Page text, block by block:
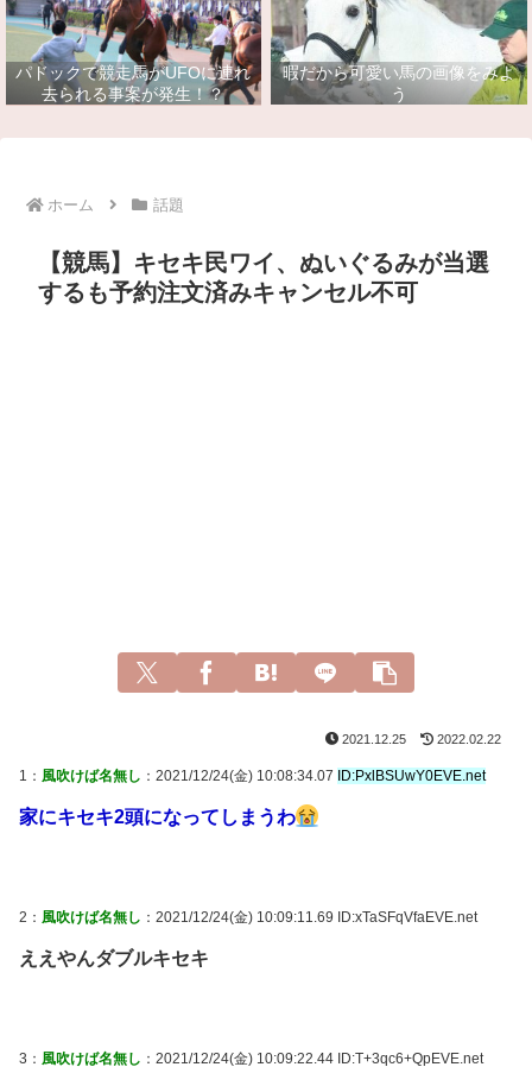
パドックで競走馬がUFOに連れ
去られる事案が発生！？
暇だから可愛い馬の画像をみよ
う
ホーム 話題
【競馬】キセキ民ワイ、ぬいぐるみが当選
するも予約注文済みキャンセル不可
2021.12.25 2022.02.22
1： 風吹けば名無し ：2021/12/24(金) 10:08:34.07 ID:PxlBSUwY0EVE.net
家にキセキ2頭になってしまうわ
2： 風吹けば名無し ：2021/12/24(金) 10:09:11.69 ID:xTaSFqVfaEVE.net
ええやんダブルキセキ
3： 風吹けば名無し ：2021/12/24(金) 10:09:22.44 ID:T+3qc6+QpEVE.net